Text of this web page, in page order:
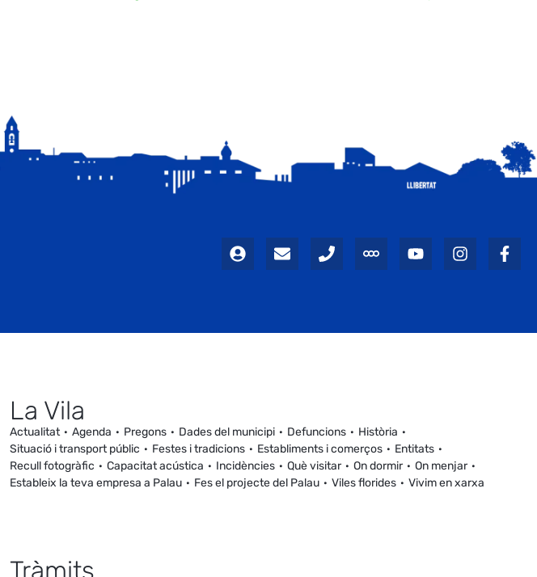
La Vila
Actualitat Agenda Pregons Dades del municipi Defuncions
Història
Situació i transport públic
Festes i tradicions Establiments i comerços
Entitats
Recull fotogràfic
Capacitat acústica Incidències Què visitar On dormir
On menjar
Estableix la teva empresa a Palau
Fes el projecte del Palau Viles florides Vivim en xarxa
Tràmits